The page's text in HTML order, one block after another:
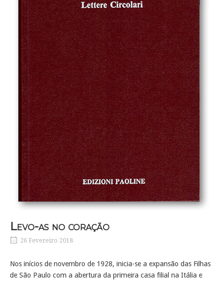
Levo-as no coração
26 Fevereiro 2018
Nos inícios de novembro de 1928, inicia-se a expansão das Filhas
de São Paulo com a abertura da primeira casa filial na Itália e